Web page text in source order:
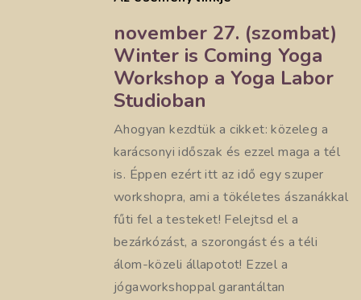
november 27. (szombat)
Winter is Coming Yoga
Workshop a Yoga Labor
Studioban
Ahogyan kezdtük a cikket: közeleg a
karácsonyi időszak és ezzel maga a tél
is. Éppen ezért itt az idő egy szuper
workshopra, ami a tökéletes ászanákkal
fűti fel a testeket! Felejtsd el a
bezárkózást, a szorongást és a téli
álom-közeli állapotot! Ezzel a
jógaworkshoppal garantáltan